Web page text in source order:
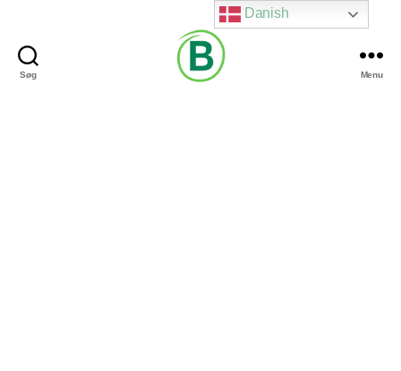
Søg Menu
Danish